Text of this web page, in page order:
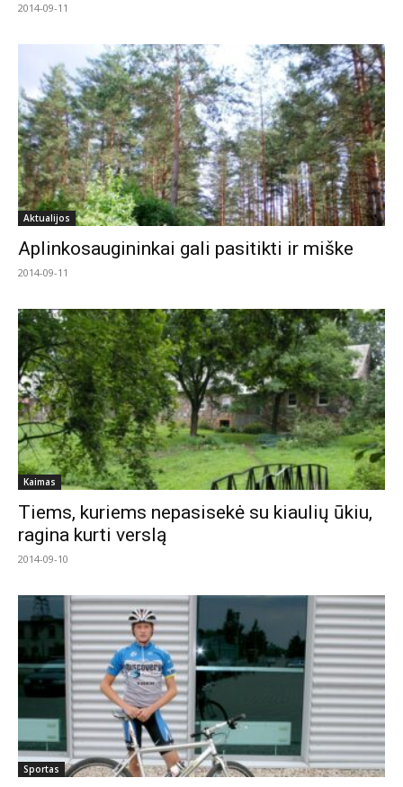
2014-09-11
Aktualijos
Aplinkosaugininkai gali pasitikti ir miške
2014-09-11
Kaimas
Tiems, kuriems nepasisekė su kiaulių ūkiu,
ragina kurti verslą
2014-09-10
Sportas